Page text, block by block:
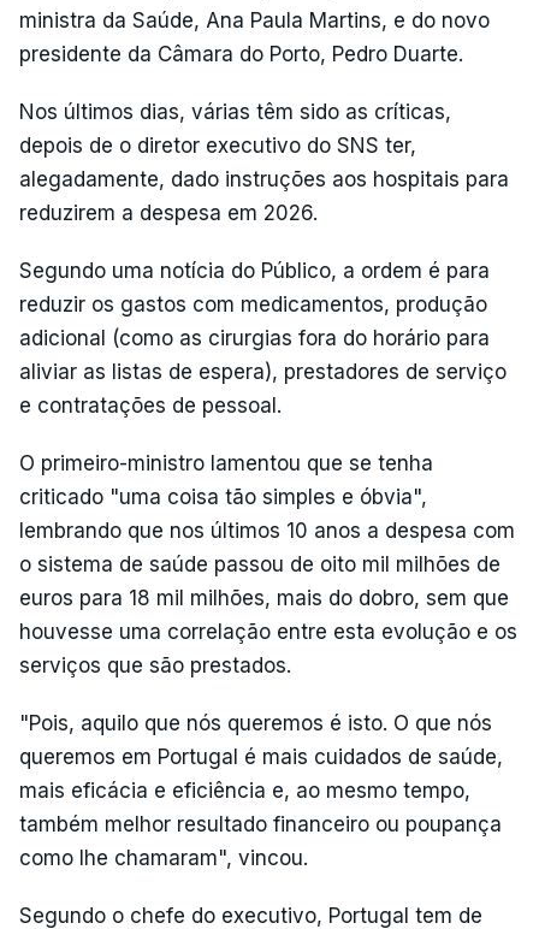
ministra da Saúde, Ana Paula Martins, e do novo
presidente da Câmara do Porto, Pedro Duarte.
Nos últimos dias, várias têm sido as críticas,
depois de o diretor executivo do SNS ter,
alegadamente, dado instruções aos hospitais para
reduzirem a despesa em 2026.
Segundo uma notícia do Público, a ordem é para
reduzir os gastos com medicamentos, produção
adicional (como as cirurgias fora do horário para
aliviar as listas de espera), prestadores de serviço
e contratações de pessoal.
O primeiro-ministro lamentou que se tenha
criticado "uma coisa tão simples e óbvia",
lembrando que nos últimos 10 anos a despesa com
o sistema de saúde passou de oito mil milhões de
euros para 18 mil milhões, mais do dobro, sem que
houvesse uma correlação entre esta evolução e os
serviços que são prestados.
"Pois, aquilo que nós queremos é isto. O que nós
queremos em Portugal é mais cuidados de saúde,
mais eficácia e eficiência e, ao mesmo tempo,
também melhor resultado financeiro ou poupança
como lhe chamaram", vincou.
Segundo o chefe do executivo, Portugal tem de